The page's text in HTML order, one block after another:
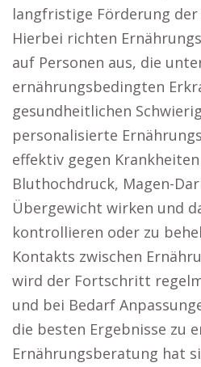
langfristige Förderung
Hierbei richten
auf Personen aus, die
ernährungsbedingten
gesundheitlichen
personalisierte
effektiv gegen
Bluthochdruck, Magen-
Übergewicht wirken und
kontrollieren oder zu
Kontakts zwischen
wird der Fortschritt
und bei Bedarf
die besten Ergebnisse zu
Ernährungsberatung hat